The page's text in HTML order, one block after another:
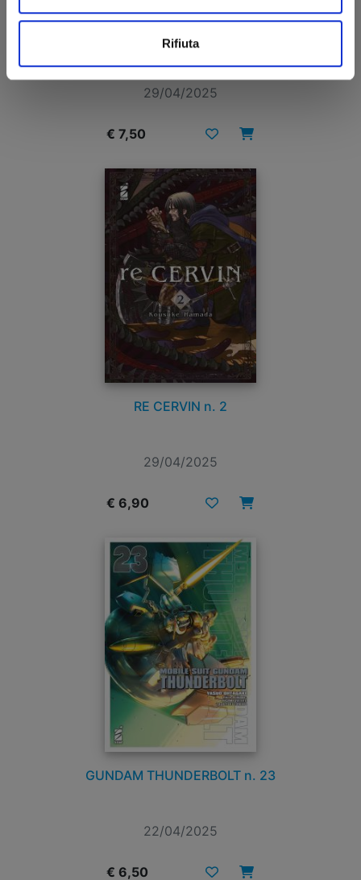
Rifiuta
HEAVENLY DELUSION n. 11
29/04/2025
€ 7,50
RE CERVIN n. 2
29/04/2025
€ 6,90
GUNDAM THUNDERBOLT n. 23
22/04/2025
€ 6,50